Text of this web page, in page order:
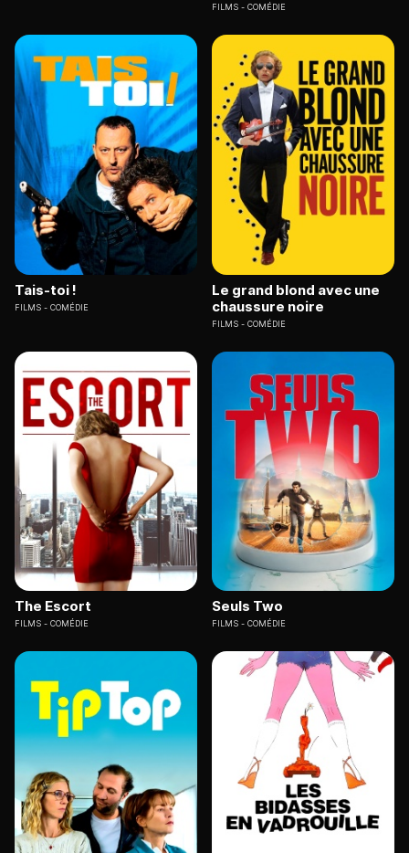
FILMS COMÉDIE
Tais-toi !
FILMS COMÉDIE
Le grand blond avec une
chaussure noire
FILMS COMÉDIE
The Escort
FILMS COMÉDIE
Seuls Two
FILMS COMÉDIE